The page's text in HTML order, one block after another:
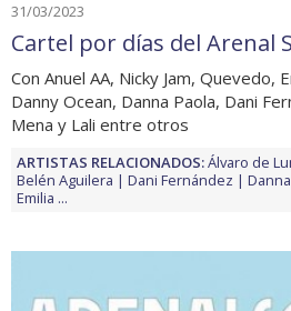
31/03/2023
Cartel por días del Arenal
Con Anuel AA, Nicky Jam, Quevedo,
Danny Ocean, Danna Paola, Dani
Mena y Lali entre otros
ARTISTAS RELACIONADOS:Álvaro de
Belén Aguilera
Dani Fernández
Emilia ...